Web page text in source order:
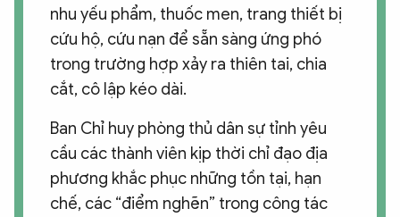
nhu yếu phẩm, thuốc men, trang thiết bị
cứu hộ, cứu nạn để sẵn sàng ứng phó
trong trường hợp xảy ra thiên tai, chia
cắt, cô lập kéo dài.
Ban Chỉ huy phòng thủ dân sự tỉnh yêu
cầu các thành viên kịp thời chỉ đạo địa
phương khắc phục những tồn tại, hạn
chế, các “điểm nghẽn” trong công tác